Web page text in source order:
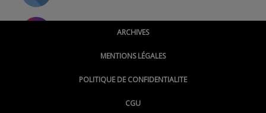
@montpellierpoinginfo
@LePoingMontpellier
ARCHIVES
MENTIONS LÉGALES
POLITIQUE DE CONFIDENTIALITE
CGU